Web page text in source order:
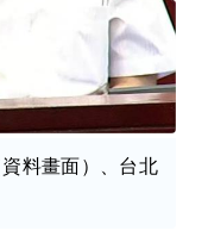
料畫面）、台北